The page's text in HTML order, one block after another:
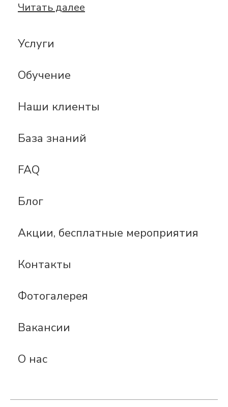
Услуги
Обучение
Наши клиенты
База знаний
FAQ
Блог
Акции, бесплатные мероприятия
Контакты
Фотогалерея
Вакансии
О нас
Читать далее